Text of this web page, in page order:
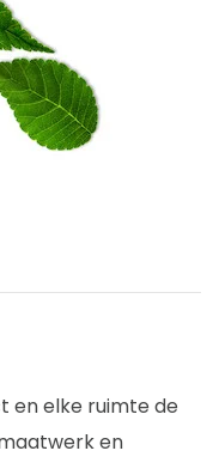
en elke ruimte de
en